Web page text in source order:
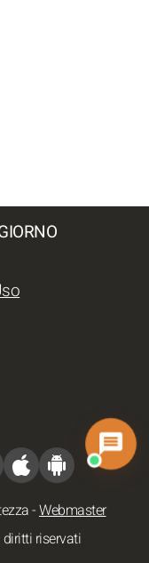
-Webmaster
riservati